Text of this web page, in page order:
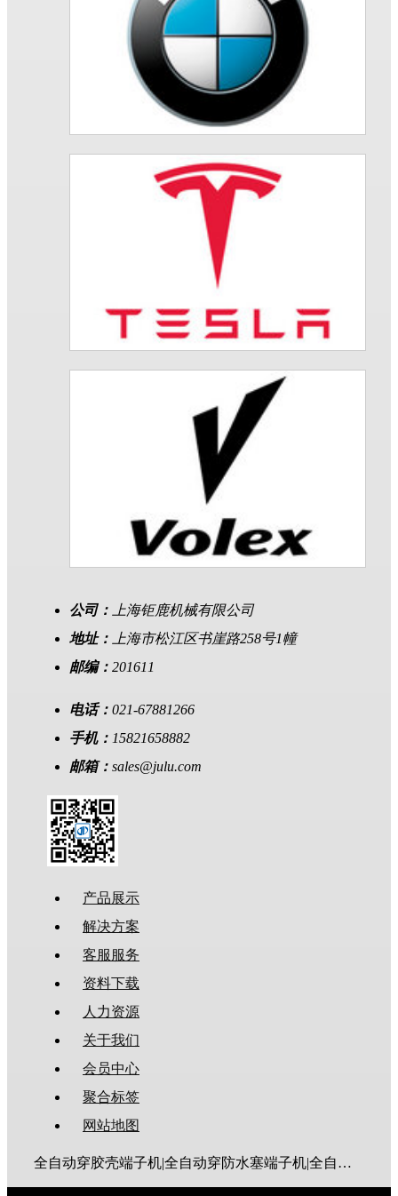
公司：
上海钜鹿机械有限公司
地址：
上海市松江区书崖路258号1幢
邮编： 201611
电话： 021-67881266
手机： 15821658882
邮箱： sales@julu.com
产品展示
解决方案
客服服务
资料下载
人力资源
关于我们
会员中心
聚合标签
网站地图
全自动穿胶壳端子机|全自动穿防水塞端子机|全自动穿热缩管端子机|全自动穿护套端子机|全自动穿号码管端子机|全自动端子机|全自动穿防水栓端子机|端子压着机|端子压接机|静音端子机|多芯线端子机|护套线端子机|全自动排线端子机|新能源大平方压接机|电脑剥线机|自动剥线机|裁线机|剥线机